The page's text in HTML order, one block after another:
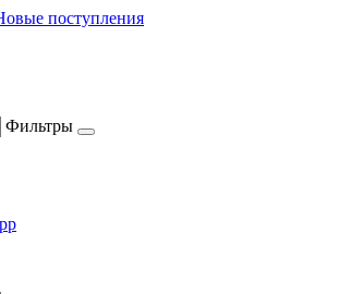
поступления
Фильтры